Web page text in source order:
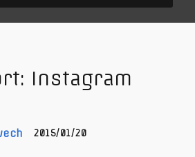
Instagram
2015/01/20